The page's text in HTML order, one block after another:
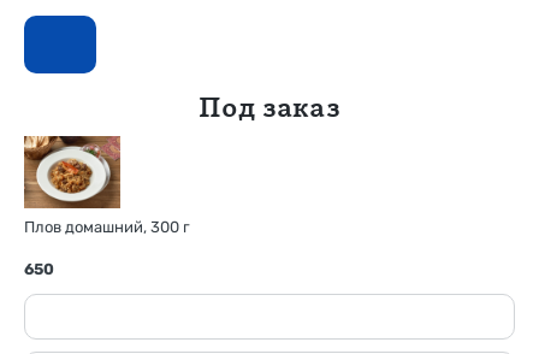
Под заказ
Плов домашний, 300 г
650